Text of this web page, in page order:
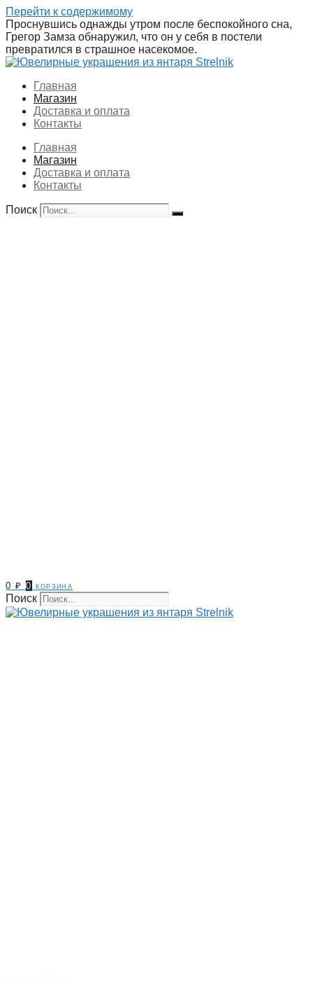
Перейти к содержимому
Проснувшись однажды утром после беспокойного сна,
Грегор Замза обнаружил, что он у себя в постели
превратился в страшное насекомое.
Главная
Магазин
Доставка и оплата
Контакты
Главная
Магазин
Доставка и оплата
Контакты
Поиск
0₽ 0 корзина
Поиск